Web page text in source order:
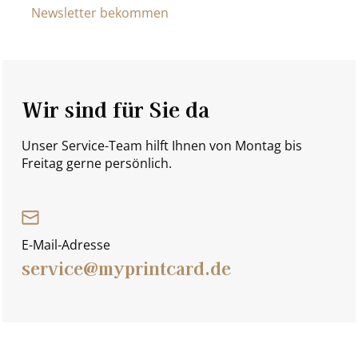
Newsletter bekommen
Wir sind für Sie da
Unser Service-Team hilft Ihnen von Montag bis
Freitag gerne persönlich.
E-Mail-Adresse
service@myprintcard.de